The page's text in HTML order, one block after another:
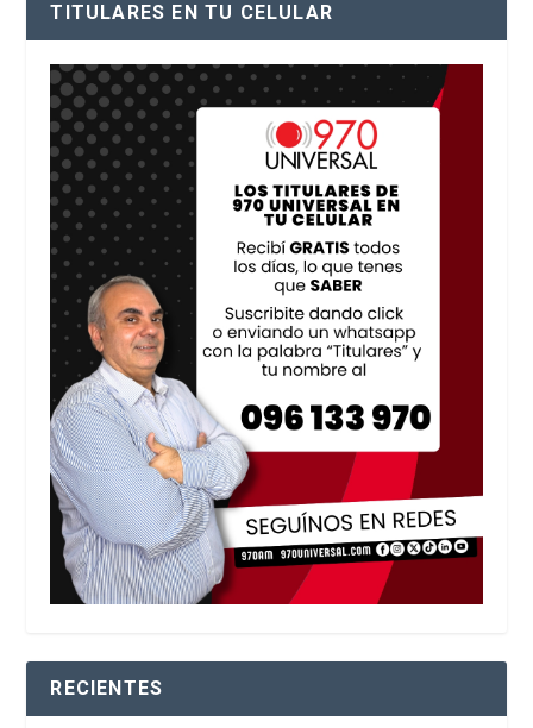
TITULARES EN TU CELULAR
RECIENTES